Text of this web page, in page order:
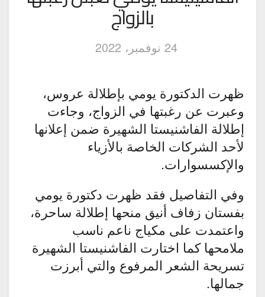
بالزواج
24 نوفمبر، 2022
ظهرت الدكتورة يومي بإطلالة عروس،
وعبرت عن رغبتها في الزواج، وجاءت
إطلالة الفاشنيستا الشهيرة ضمن إعلانها
لأحد الشركات الخاصة بالأزياء
والإكسسوارات.
وفي التفاصيل فقد ظهرت دكتورة يومي
بفستان زفاف أنيق منحها إطلالة ساحرة،
واعتمدت على مكياج ناعم ناسب
ملامحها كما اختارت الفاشنيستا الشهيرة
تسريحة الشعر المرفوع والتي أبرزت
جمالها.